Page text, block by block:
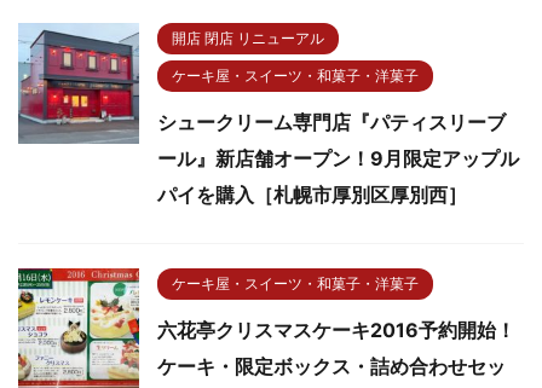
開店 閉店 リニューアル
ケーキ屋・スイーツ・和菓子・洋菓子
シュークリーム専門店『パティスリーブ
ール』新店舗オープン！9月限定アップル
パイを購入［札幌市厚別区厚別西］
ケーキ屋・スイーツ・和菓子・洋菓子
六花亭クリスマスケーキ2016予約開始！
ケーキ・限定ボックス・詰め合わせセッ